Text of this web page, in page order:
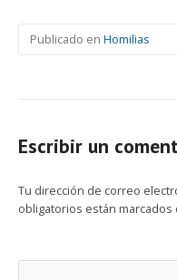
Publicado en Homilias
Escribir un
Tu dirección de correo
obligatorios están marcados